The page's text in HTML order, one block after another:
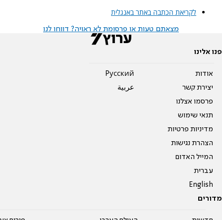
לקריאת הכתבה באתר באנגלית
מצאתם טעות או פרסומת לא ראויה? דווחו לנו
פנו אלינו
אודות
יצירת קשר
פרסמו אצלנו
תנאי שימוש
מדיניות פרטיות
הצהרת נגישות
המייל האדום
עברית
English
Pусский
عربية
מדורים